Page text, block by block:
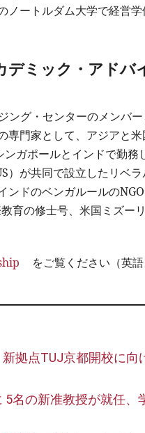
ートルダム大学で経営学
デミック・アドバ
ング・センターのメンバ
専門家として、アジアと
ガポールとインドで勤
）が共同で設立したリベ
ドのベンガルールの
育の修士号、米国ミズー
をご覧ください（英語
拠点TUJ京都開校に
名の新准教授が就任